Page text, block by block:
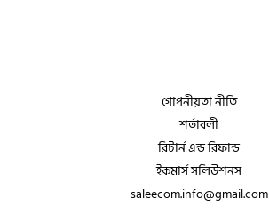
গোপনীয়তা নীতি
শর্তাবলী
রিটার্ন এন্ড রিফান্ড
ইকমার্স সলিউশনস
saleecom.info@gmail.com